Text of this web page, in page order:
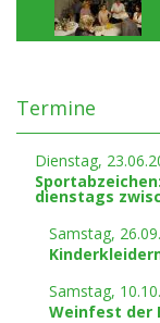
Termine
Dienstag,
dienstags
Samstag,
Samstag,
Weinfest der